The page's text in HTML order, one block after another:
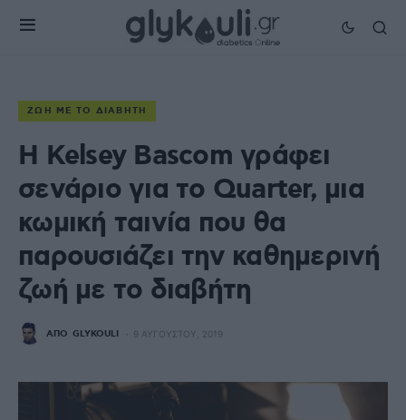
ΖΩΉ ΜΕ ΤΟ ΔΙΑΒΉΤΗ
Η Kelsey Bascom γράφει
σενάριο για το Quarter, μια
κωμική ταινία που θα
παρουσιάζει την καθημερινή
ζωή με το διαβήτη
ΑΠΌ GLYKOULI 9 ΑΥΓΟΎΣΤΟΥ, 2019